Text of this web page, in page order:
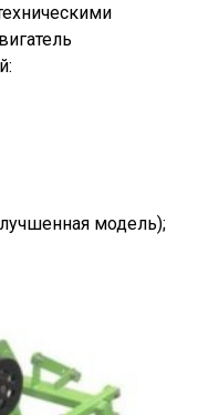
модель);